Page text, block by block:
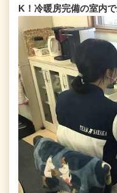
K！冷暖房完備の室内